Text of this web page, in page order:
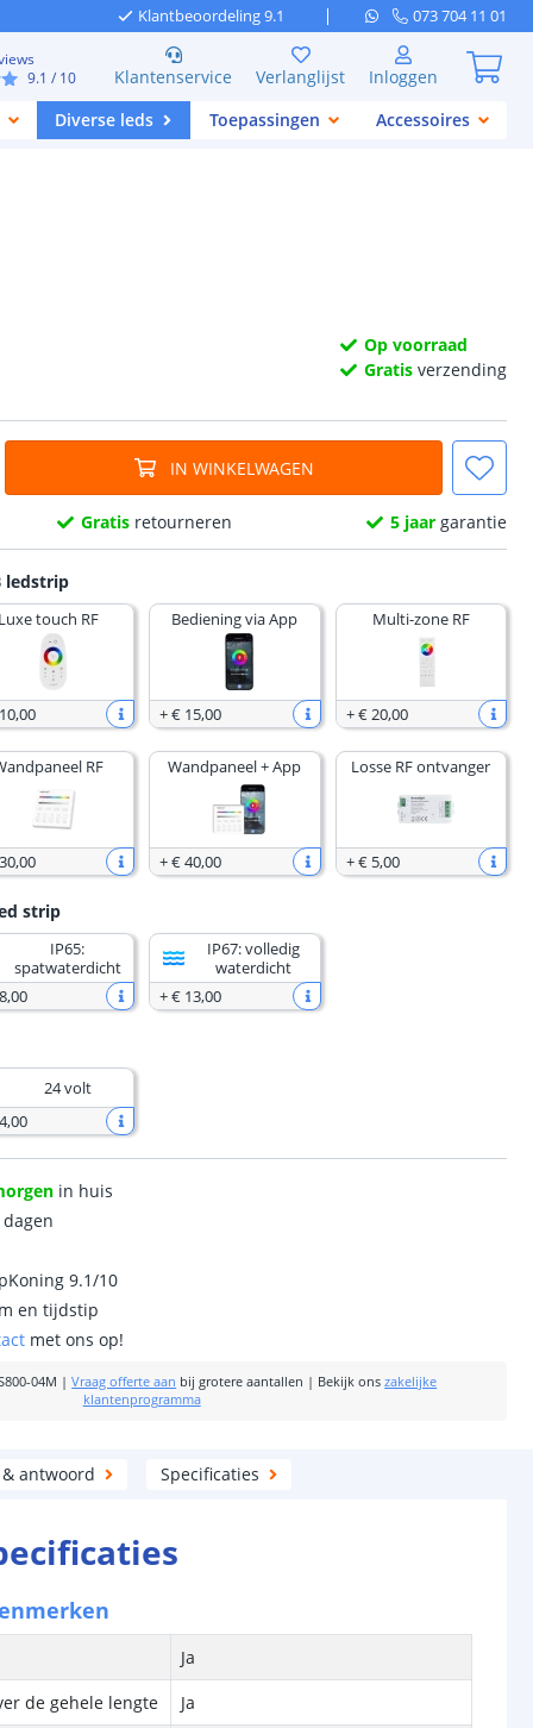
Klantbeoordeling 9.1 073 704 11 01
9.1 / 10 Klantenservice Verlanglijst
Inloggen
Diverse leds Toepassingen Accessoires
Op voorraad
Gratis verzending
IN WINKELWAGEN
Gratis retourneren 5 jaargarantie
ledstrip
Luxe touch RF
,00
Bediening via App
+€ 15,00
Multi-zone RF
+€ 20,00
RF
,00
Wandpaneel + App
+€ 40,00
Losse RF ontvanger
+€ 5,00
strip
IP65:
spatwaterdicht
,00
IP67: volledig
waterdicht
+€ 13,00
24 volt
,00
in huis
9.1/10
en tijdstip
met ons op!
04M |Vraag offerte aan bij grotere aantallen | Bekijk ons zakelijke
klantenprogramma
antwoord Specificaties
Ja
de gehele lengte
Ja